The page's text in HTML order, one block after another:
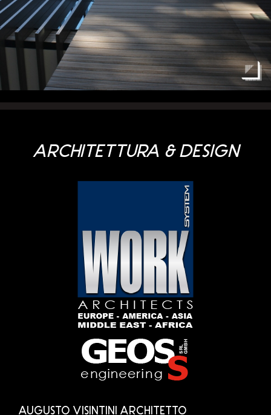
Blog
ARCHITETTURA & DESIGN
AUGUSTO VISINTINI ARCHITETTO